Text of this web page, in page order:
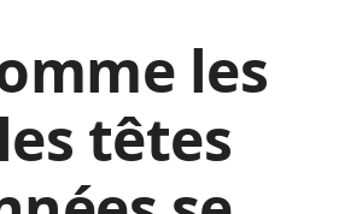
les
têtes